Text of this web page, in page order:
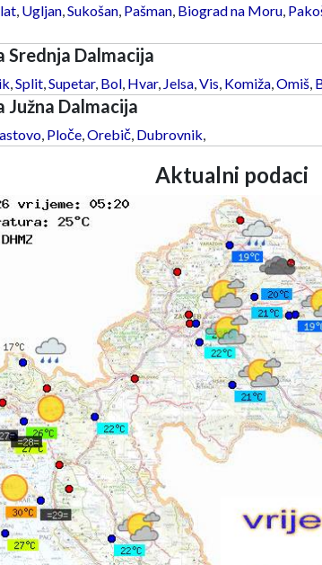
, Ugljan, Sukošan, Pašman, Biograd na Moru,
Srednja Dalmacija
Split, Supetar, Bol, Hvar, Jelsa, Vis Komiža, Omiš,
Južna Dalmacija
, Ploče, Orebič, Dubrovnik
Aktualni podaci